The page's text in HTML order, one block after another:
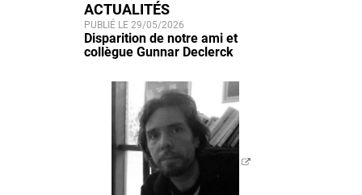
ACTUALITÉS
PUBLIÉ LE 29/05/2026
Disparition de notre ami et
collègue Gunnar Declerck